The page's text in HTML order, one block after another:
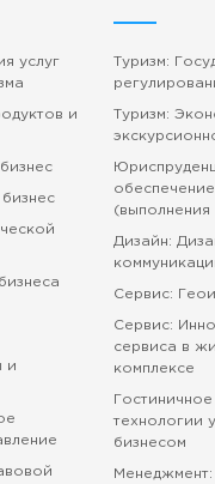
услуг
и
и
Туризм:
Туризм:
(выполнения
Дизайн:
Сервис:
Сервис:
сервиса в
комплексе
технологии
бизнесом